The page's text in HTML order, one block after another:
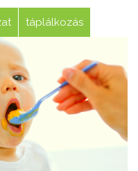
táplálkozás